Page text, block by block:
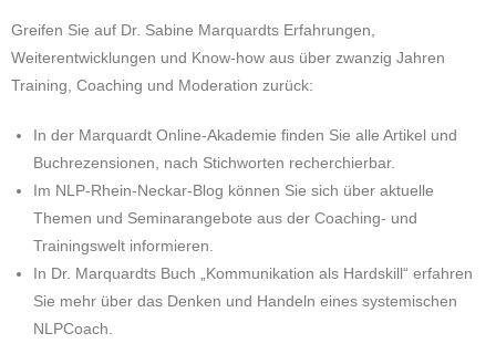
Greifen Sie auf Dr. Sabine Marquardts Erfahrungen,
Weiterentwicklungen und Know-how aus über zwanzig Jahren
Training, Coaching und Moderation zurück:
In der Marquardt Online-Akademie finden Sie alle Artikel und
Buchrezensionen, nach Stichworten recherchierbar.
Im NLP-Rhein-Neckar-Blog können Sie sich über aktuelle
Themen und Seminarangebote aus der Coaching- und
Trainingswelt informieren.
In Dr. Marquardts Buch „Kommunikation als Hardskill“ erfahren
Sie mehr über das Denken und Handeln eines systemischen
NLPCoach.